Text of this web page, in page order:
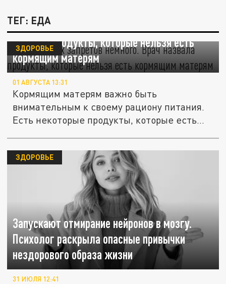
ТЕГ: ЕДА
"Абсолютных запретов немного". Врач
назвала продукты, которые нельзя есть
кормящим матерям
ЗДОРОВЬЕ
01 АВГУСТА 13:31
Кормящим матерям важно быть
внимательным к своему рациону питания.
Есть некоторые продукты, которые есть
Запускают отмирание нейронов в мозгу.
Психолог раскрыла опасные привычки
нездорового образа жизни
ЗДОРОВЬЕ
31 ИЮЛЯ 12:41